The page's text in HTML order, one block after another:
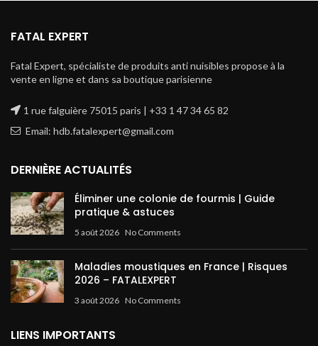
FATAL EXPERT
Fatal Expert, spécialiste de produits anti nuisibles propose à la
vente en ligne et dans sa boutique parisienne
1 rue falguière 75015 paris | +33 1 47 34 65 82
Email: hdb.fatalexpert@gmail.com
DERNIÈRE ACTUALITÉS
Éliminer une colonie de fourmis | Guide
pratique & astuces
5 août 2026 No Comments
Maladies moustiques en France | Risques
2026 – FATALEXPERT
3 août 2026 No Comments
LIENS IMPORTANTS